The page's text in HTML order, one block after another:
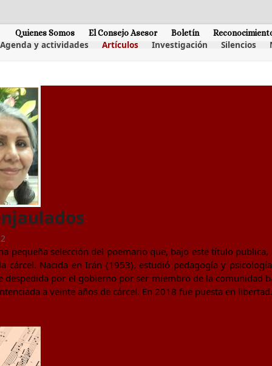
Quienes Somos El Consejo Asesor Boletín
Agenda y actividades Artículos Investigación Silencios
pequeña selección del poemario que, bajo este título publica,
cárcel. Nacida en Irán (1953), estudió pedagogía y
despedida por el gobierno por ser miembro de la comunidad
a veinte años de cárcel. En 2018 fue puesta en libertad.